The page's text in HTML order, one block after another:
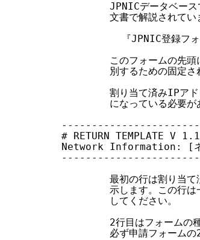
JPNICデータベース
文書で解説されてい
『JPNIC登録フォ
このフォームの先頭
別するための固定さ
割り当て済みIPアド
になっている必要が
# RETURN TEMPLATE V
Network Information: [ネ
最初の行は割り当て
示します。この行は
        してください。
2行目はフォームの種
必ず申請フォームの2